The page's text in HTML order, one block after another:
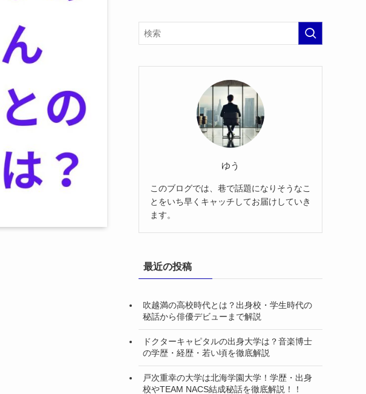
ゆう
このブログでは、巷で話題になりそうなこ
とをいち早くキャッチしてお届けしていき
ます。
最近の投稿
吹越満の高校時代とは？出身校・学生時代の
秘話から俳優デビューまで解説
ドクターキャピタルの出身大学は？音楽博士
の学歴・経歴・若い頃を徹底解説
戸次重幸の大学は北海学園大学！学歴・出身
校やTEAM NACS結成秘話を徹底解説！！